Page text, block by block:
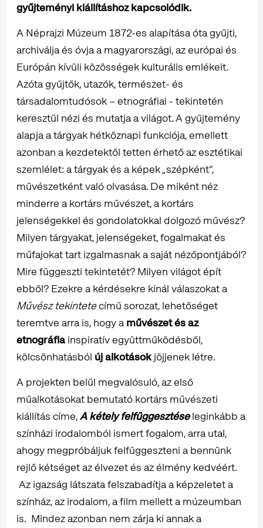
gyűjteményi kiállításhoz kapcsolódik.
A Néprajzi Múzeum 1872-es alapítása óta gyűjti,
archiválja és óvja a magyarországi, az európai és
Európán kívüli közösségek kulturális emlékeit.
Azóta gyűjtők, utazók, természet- és
társadalomtudósok – etnográfiai - tekintetén
keresztül nézi és mutatja a világot. A gyűjtemény
alapja a tárgyak hétköznapi funkciója, emellett
azonban a kezdetektől tetten érhető az esztétikai
szemlélet: a tárgyak és a képek „szépként”,
művészetként való olvasása. De miként néz
minderre a kortárs művészet, a kortárs
jelenségekkel és gondolatokkal dolgozó művész?
Milyen tárgyakat, jelenségeket, fogalmakat és
műfajokat tart izgalmasnak a saját nézőpontjából?
Mire függeszti tekintetét? Milyen világot épít
ebből? Ezekre a kérdésekre kínál válaszokat a
Művész tekintetecímű sorozat, lehetőséget
teremtve arra is, hogy aművészet és az
etnográfia inspiratív együttműködésből,
kölcsönhatásból új alkotásokjöjjenek létre.
A projekten belül megvalósuló, az első
műalkotásokat bemutató kortárs művészeti
kiállítás címe,A kétely felfüggesztéseleginkább a
színházi irodalomból ismert fogalom, arra utal,
ahogy megpróbáljuk felfüggeszteni a bennünk
rejlő kétséget az élvezet és az élmény kedvéért.
Az igazság látszata felszabadítja a képzeletet a
színház, az irodalom, a film mellett a múzeumban
is. Mindez azonban nem zárja ki annak a